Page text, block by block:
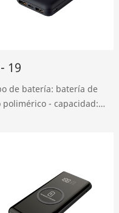
19
de batería: batería de
polimérico - capacidad: